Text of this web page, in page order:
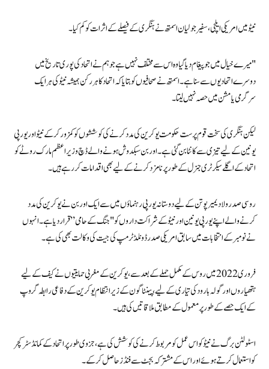
نیٹو میں امریکی ایلچی، سفیر جولیان اسمتھ نے ہنگری کے فیصلے کے اثرات کو کم کیا۔
"میرے خیال میں جو پیغام دیا گیا وہ اس سے مختلف نہیں ہے جو ہم نے اتحاد کی پوری تاریخ میں
دوسرے اتحادیوں سے سنا ہے۔ اسمتھ نے صحافیوں کو بتایا کہ اتحاد کا ہر رکن ہمیشہ نیٹو کی ہر ایک
سرگرمی یا مشن میں حصہ نہیں لیتا۔
لیکن ہنگری کی سخت قوم پرست حکومت یوکرین کی مدد کرنے کی کوششوں کو کمزور کر کے نیٹو اور یورپی
یونین کے لیے تیزی سے کانٹا بن گئی ہے۔ اوربن سبکدوش ہونے والے ڈچ وزیر اعظم مارک روٹے کو
اتحاد کے اگلے سیکرٹری جنرل کے طور پر نامزد کرنے کے لیے بھی اقدامات کر رہے ہیں۔
روسی صدر ولادیمیر پوتن کے لیے دوستانہ یورپی رہنماؤں میں سے ایک اوربن نے یوکرین کی مدد
کرنے والے اپنے یورپی یونین اور نیٹو کے شراکت داروں کو "جنگ کے حامی” قرار دیا ہے۔ انہوں
نے نومبر کے انتخابات میں سابق امریکی صدر ڈونلڈ ٹرمپ کی جیت کی وکالت بھی کی ہے۔
فروری 2022 میں روس کے مکمل حملے کے بعد سے، یوکرین کے مغربی حمایتیوں نے کیف کے لیے
ہتھیاروں اور گولہ بارود کی تیاری کے لیے، پینٹاگون کے زیر انتظام یوکرین کے دفاعی رابطہ گروپ
کے ایک حصے کے طور پر معمول کے مطابق ملاقاتیں کی ہیں۔
اسٹولٹن برگ نے نیٹو کو اس عمل کو مربوط کرنے کی کوشش کی ہے، جزوی طور پر اتحاد کے کمانڈ سٹرکچر
کو استعمال کرتے ہوئے اور اس کے مشترکہ بجٹ سے فنڈز حاصل کر کے۔